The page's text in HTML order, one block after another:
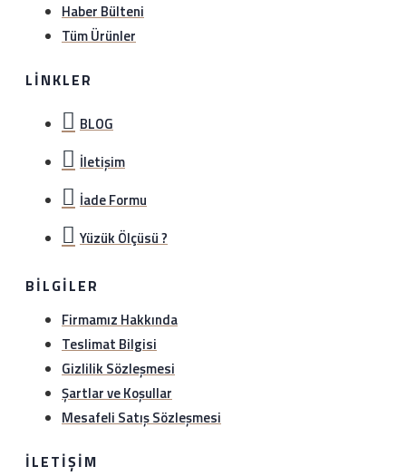
Haber Bülteni
Tüm Ürünler
LINKLER
BLOG
İletişim
İade Formu
Yüzük Ölçüsü ?
BILGILER
Firmamız Hakkında
Teslimat Bilgisi
Gizlilik Sözleşmesi
Şartlar ve Koşullar
Mesafeli Satış Sözleşmesi
İLETIŞIM